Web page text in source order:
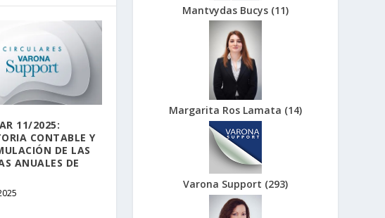
11/2025:
CONTABLE Y
DE LAS
ANUALES DE
Mantvydas Bucys (11)
Margarita Ros Lamata (14)
Varona Support (293)